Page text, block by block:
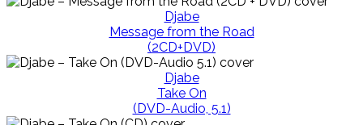
Djabe
Message from the Road
(2CD+DVD)
Djabe
Take On
(DVD-Audio, 5.1)